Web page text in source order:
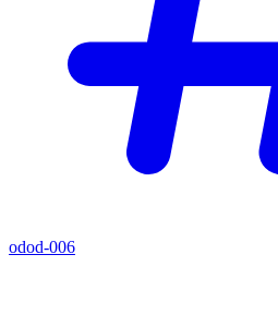
odod-006